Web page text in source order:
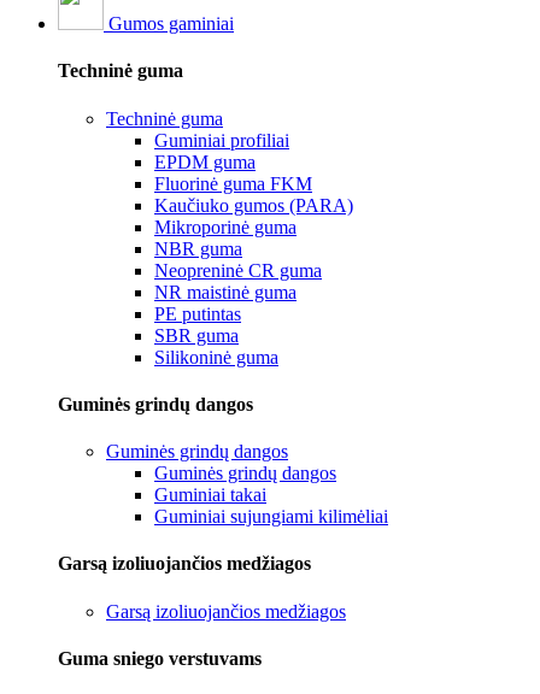
Gumos gaminiai
Techninė guma
Techninė guma
Guminiai profiliai
EPDM guma
Fluorinė guma FKM
Kaučiuko gumos (PARA)
Mikroporinė guma
NBR guma
Neopreninė CR guma
NR maistinė guma
PE putintas
SBR guma
Silikoninė guma
Guminės grindų dangos
Guminės grindų dangos
Guminės grindų dangos
Guminiai takai
Guminiai sujungiami kilimėliai
Garsą izoliuojančios medžiagos
Garsą izoliuojančios medžiagos
Guma sniego verstuvams